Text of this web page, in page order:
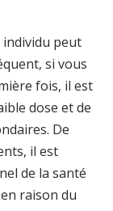
individu peut
si vous
fois, il est
dose et de
De
il est
de la santé
raison du